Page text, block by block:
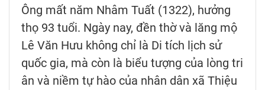
Ông mất năm Nhâm Tuất (1322), hưởng
thọ 93 tuổi. Ngày nay, đền thờ và lăng mộ
Lê Văn Hưu không chỉ là Di tích lịch sử
quốc gia, mà còn là biểu tượng của lòng tri
ân và niềm tự hào của nhân dân xã Thiệu